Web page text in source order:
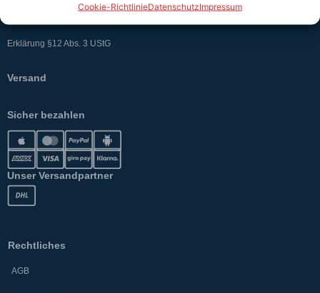
Cookie-RichtlinieDatenschutzImpressum
Erklärung §12 Abs. 3 UStG
Versand
Sicher bezahlen
Unser Versandpartner
Rechtliches
AGB